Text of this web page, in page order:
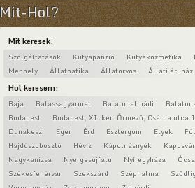
Mit-Hol?
Mit keresek:
Szolgáltatások Kutyapanzió Kutyakozmetika
Menhely
Állatpatika Állatorvos Állati áruház
Hol keresem:
Baja Balassagyarmat Balatonalmádi
Budapest
Budapest, XI. ker. Őrmező, Csárda utca
Dunakeszi
Eger Érd Esztergom Etyek Fót
Hajdúszoboszló
Hévíz Kápolnásnyék Kaposvár
Nagykanizsa
Nyergesújfalu Nyíregyháza Ócsa
Székesfehérvár
Szekszárd Széphalma